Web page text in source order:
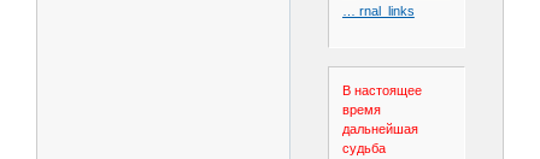
… rnal_links
В настоящее
время
дальнейшая
судьба